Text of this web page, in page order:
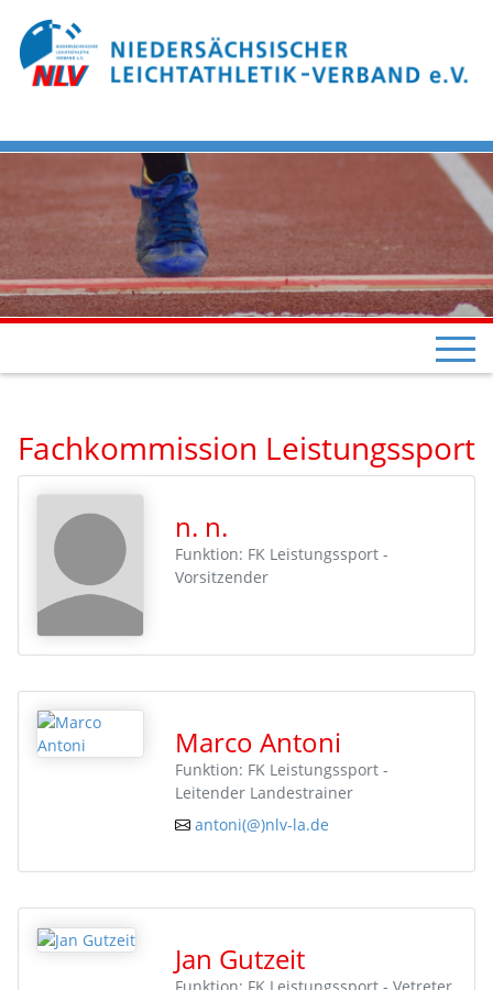
Fachkommission Leistungssport
n. n.
Funktion: FK Leistungssport -
Vorsitzender
Marco Antoni
Funktion: FK Leistungssport -
Leitender Landestrainer
antoni(@)nlv-la.de
Jan Gutzeit